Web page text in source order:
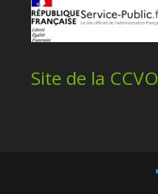
Site de la CCVO